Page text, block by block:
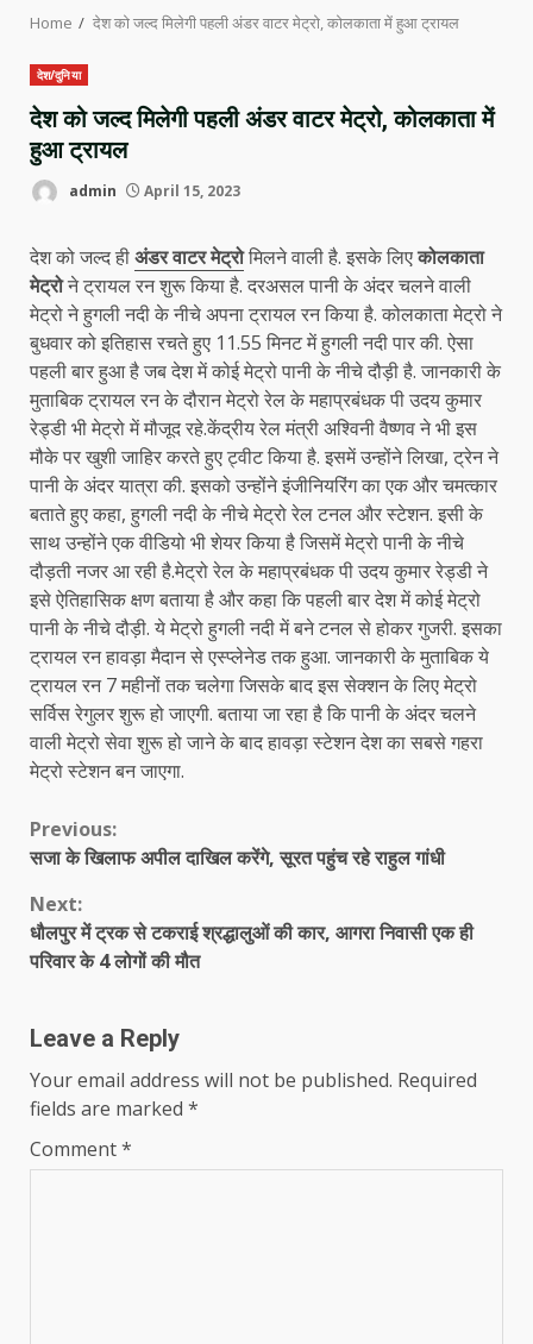
Home देश को जल्द मिलेगी पहली अंडर वाटर मेट्रो, कोलकाता में हुआ ट्रायल
देश/दुनिया
देश को जल्द मिलेगी पहली अंडर वाटर मेट्रो, कोलकाता में
हुआ ट्रायल
admin April 15, 2023
देश को जल्द हीअंडर वाटर मेट्रोमिलने वाली है. इसके लिएकोलकाता
मेट्रोने ट्रायल रन शुरू किया है. दरअसल पानी के अंदर चलने वाली
मेट्रो ने हुगली नदी के नीचे अपना ट्रायल रन किया है. कोलकाता मेट्रो ने
बुधवार को इतिहास रचते हुए 11.55 मिनट में हुगली नदी पार की. ऐसा
पहली बार हुआ है जब देश में कोई मेट्रो पानी के नीचे दौड़ी है. जानकारी के
मुताबिक ट्रायल रन के दौरान मेट्रो रेल के महाप्रबंधक पी उदय कुमार
रेड्डी भी मेट्रो में मौजूद रहे.केंद्रीय रेल मंत्री अश्विनी वैष्णव ने भी इस
मौके पर खुशी जाहिर करते हुए ट्वीट किया है. इसमें उन्होंने लिखा, ट्रेन ने
पानी के अंदर यात्रा की. इसको उन्होंने इंजीनियरिंग का एक और चमत्कार
बताते हुए कहा, हुगली नदी के नीचे मेट्रो रेल टनल और स्टेशन. इसी के
साथ उन्होंने एक वीडियो भी शेयर किया है जिसमें मेट्रो पानी के नीचे
दौड़ती नजर आ रही है.मेट्रो रेल के महाप्रबंधक पी उदय कुमार रेड्डी ने
इसे ऐतिहासिक क्षण बताया है और कहा कि पहली बार देश में कोई मेट्रो
पानी के नीचे दौड़ी. ये मेट्रो हुगली नदी में बने टनल से होकर गुजरी. इसका
ट्रायल रन हावड़ा मैदान से एस्प्लेनेड तक हुआ. जानकारी के मुताबिक ये
ट्रायल रन 7 महीनों तक चलेगा जिसके बाद इस सेक्शन के लिए मेट्रो
सर्विस रेगुलर शुरू हो जाएगी. बताया जा रहा है कि पानी के अंदर चलने
वाली मेट्रो सेवा शुरू हो जाने के बाद हावड़ा स्टेशन देश का सबसे गहरा
मेट्रो स्टेशन बन जाएगा.
Continue
Previous:
सजा के खिलाफ अपील दाखिल करेंगे, सूरत पहुंच रहे राहुल गांधी
Next:
धौलपुर में ट्रक से टकराई श्रद्धालुओं की कार, आगरा निवासी एक ही
परिवार के 4 लोगों की मौत
Leave a Reply
Your email address will not be published. Required
fields are marked *
Comment*